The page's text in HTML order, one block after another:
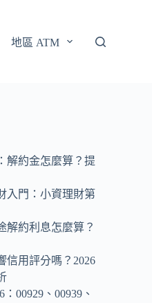
地區 ATM
解約金怎麼算？提
入門：小資理財第
解約利息怎麼算？
信用評分嗎？2026
00929、00939、